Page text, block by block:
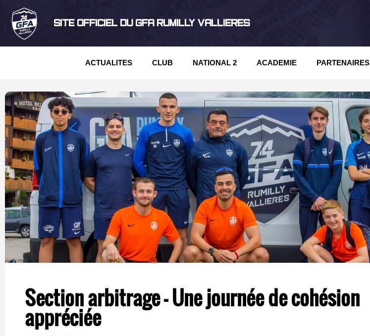
SITE OFFICIEL DU GFA RUMILLY VALLIERES
ACTUALITES CLUB NATIONAL 2 ACADEMIE PARTENAIRES
Section arbitrage – Une journée de cohésion
appréciée